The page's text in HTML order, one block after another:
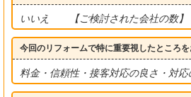
いいえ 【ご検討された会社の数
今回のリフォームで特に重要視したところ
料金・信頼性・接客対応の良さ・対応